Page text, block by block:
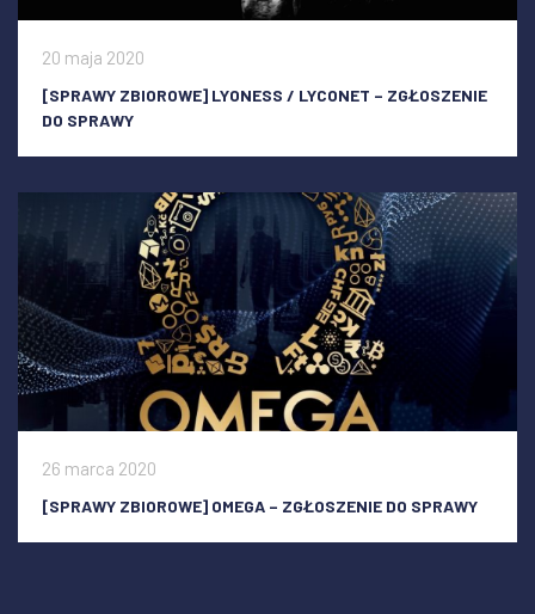
20 maja 2020
[SPRAWY ZBIOROWE] LYONESS / LYCONET – ZGŁOSZENIE
DO SPRAWY
26 marca 2020
[SPRAWY ZBIOROWE] OMEGA – ZGŁOSZENIE DO SPRAWY